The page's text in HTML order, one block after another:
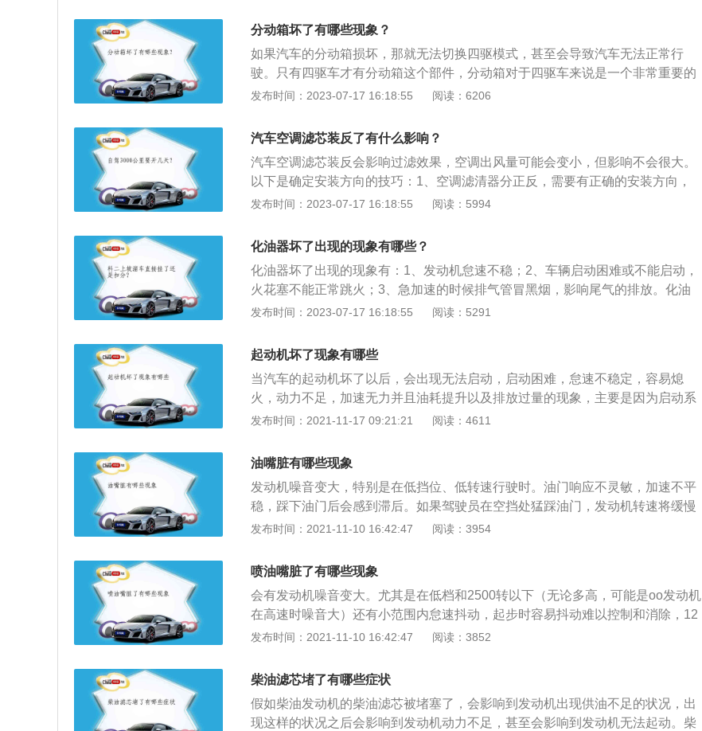
动，如果成功启动就说明是化油器故障，并且导致了供油不足。3、会造成费油
于无法过滤汽油中的杂质，还会造成气门垫圈以及火化塞严重积炭。
分动箱坏了有哪些现象？
如果汽车的分动箱损坏，那就无法切换四驱模式，甚至会导致汽车无法正常行
驶。只有四驱车才有分动箱这个部件，分动箱对于四驱车来说是一个非常重要的
部件。所谓分动箱，就是将发动机的动力进行分配的装置，可以将动力输出到后
平时可以为两驱车，越野路况转为四驱的汽车。分时四驱分动箱是一种纯机械的
装置。2、这种结构的分动箱在挂上4驱模式时，前后轴是钢性连接，可以实现前
后动力50：50的分配，对于提高车辆的通过性非常有利。3、另外由于它的纯机
械结构，可靠性很高，这对于经常在缺少救援的荒野行驶的车型是至关重要。
4、即使到现在，仍然有大量的硬派越野车采用这种分动箱。
发布时间：2023-07-17 16:18:55 阅读：6206
汽车空调滤芯装反了有什么影响？
汽车空调滤芯装反会影响过滤效果，空调出风量可能会变小，但影响不会很大。
以下是确定安装方向的技巧：1、空调滤清器分正反，需要有正确的安装方向，
正面朝向气流方向安装。汽车内部的气流是由下往上吹的；2、空调滤清器上有
不一样的，普通的毛面就是正面，朝上正对气流方向；3、有支撑线结构的面就
方向是反面。
发布时间：2023-07-17 16:18:55 阅读：5994
化油器坏了出现的现象有哪些？
化油器坏了出现的现象有：1、发动机怠速不稳；2、车辆启动困难或不能启动，
火花塞不能正常跳火；3、急加速的时候排气管冒黑烟，影响尾气的排放。化油
器坏了的处理方法是：1、更换合格的浮子针及针座组件；2、用浮子针座修复器
汽油与空气混合，以使发动机正常运转。化油器的清洗方法是：1、拆下空气滤
清器，启动发动机，使发动机达到最大转速；2、用手掌按住化油器进气口，待
发动机转速降低时，迅速移开手掌，让发动机回复到到正常状态。
发布时间：2023-07-17 16:18:55 阅读：5291
起动机坏了现象有哪些
当汽车的起动机坏了以后，会出现无法启动，启动困难，怠速不稳定，容易熄
火，动力不足，加速无力并且油耗提升以及排放过量的现象，主要是因为启动系
统、供油系统、点火系统和控制系统受到启动机损坏引起的。当汽车连接启动开
动机构上有故障，大概率是传动齿轮或单向离合器磨损引起的。如果是起动机无
法正常工作，驱动齿轮没有转动的话，则可能是电源器发生故障、启动开关接触
盘烧毁或是发动机阻力过大引起的。如果是起动机动力输出不够，无法带动曲轴
运转，则可能是线圈短路或是蓄电池亏电引起的。如果是起动机运转声音非常刺
耳，则可能是单向离合器卡死或是起动机安装不正确引起的。而如果起动机开关
严重亏电引起的。
发布时间：2021-11-17 09:21:21 阅读：4611
油嘴脏有哪些现象
发动机噪音变大，特别是在低挡位、低转速行驶时。油门响应不灵敏，加速不平
稳，踩下油门后会感到滞后。如果驾驶员在空挡处猛踩油门，发动机转速将缓慢
上升。怠速抖动（特别是在启动时）易于抖动，并且在低挡位低转速升挡时气缸
产生磁场以吸住阀针，以便在喷油后将燃油从喷油孔中喷出。燃油喷射的最大优
点是燃油供应的控制非常精确，从而使发动机在任何状态下都具有正确的空燃
比。这不仅可以使发动机保持平稳运行，而且其废气还可以符合环境法规。喷油
器本身是一个常闭阀（常闭阀表示在没有输入控制信号时该阀始终处于关闭状
态，而在没有输入控制信号时该常开阀始终处于打开状态）。
发布时间：2021-11-10 16:42:47 阅读：3954
喷油嘴脏了有哪些现象
会有发动机噪音变大。尤其是在低档和2500转以下（无论多高，可能是oo发动机
在高速时噪音大）还有小范围内怠速抖动，起步时容易抖动难以控制和消除，12
速低速升档有轻微的缺缸现象。在日常保养中，更换“四滤”（包括机油滤清器、
更换机油、机滤，清洗空气滤清器滤芯。现在很多油品都加了清洁剂，很多车型
可能行驶10000公里都不需要清洗或更换。
发布时间：2021-11-10 16:42:47 阅读：3852
柴油滤芯堵了有哪些症状
假如柴油发动机的柴油滤芯被堵塞了，会影响到发动机出现供油不足的状况，出
现这样的状况之后会影响到发动机动力不足，甚至会影响到发动机无法起动。柴